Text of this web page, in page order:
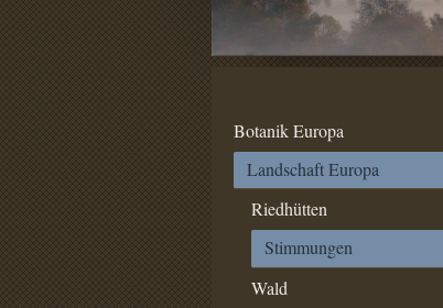
Botanik Europa
Landschaft Europa
Riedhütten
Stimmungen
Wald